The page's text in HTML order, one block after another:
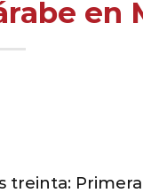
en
treinta: